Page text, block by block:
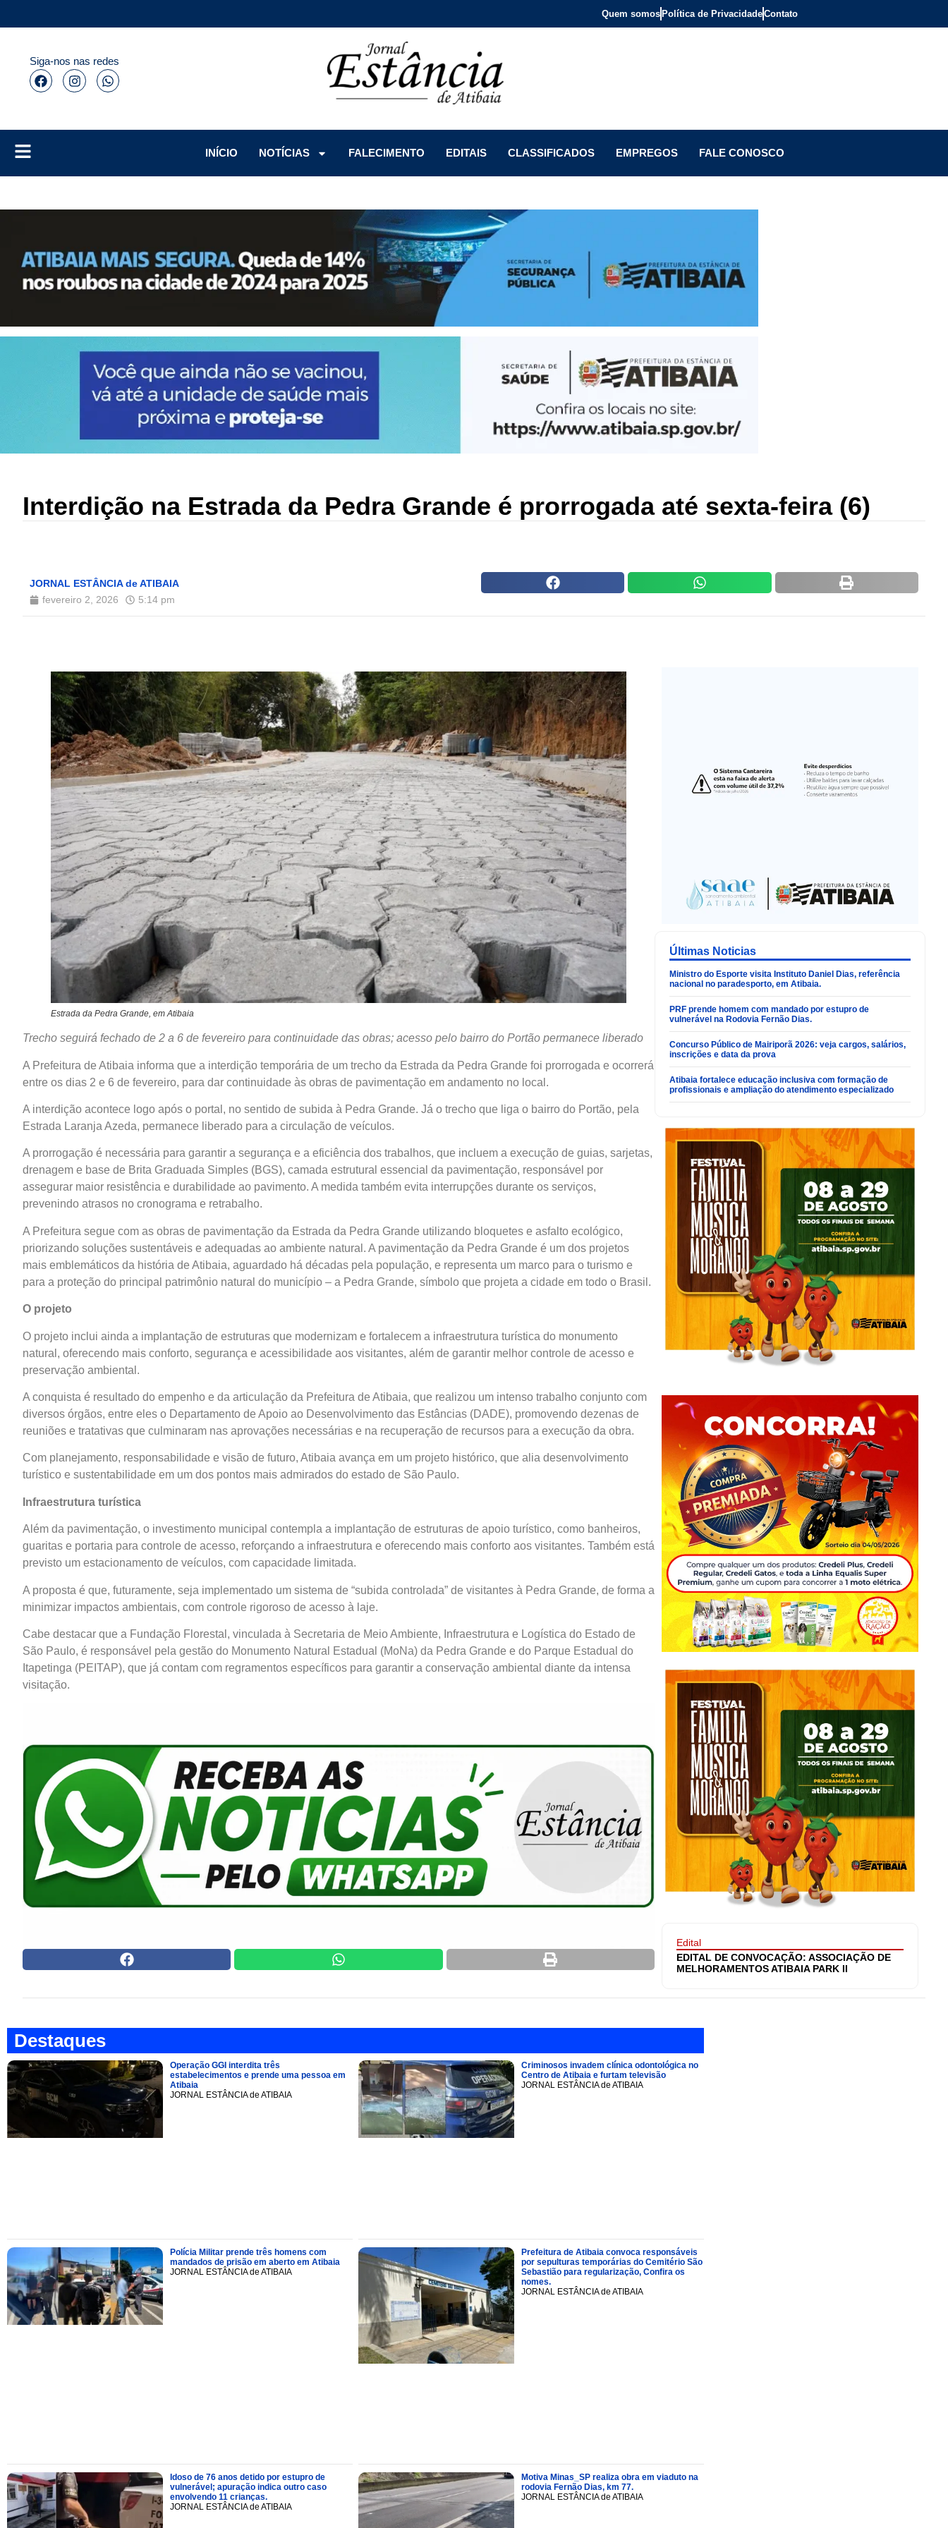
Quem somos Política de PrivacidadeContato
Siga-nos nas redes
INÍCIO
NOTÍCIAS FALECIMENTO EDITAIS CLASSIFICADOS EMPREGOS FALE CONOSCO
Interdição na Estrada da Pedra Grande é prorrogada até sexta-feira (6)
JORNAL ESTÂNCIA de ATIBAIA
fevereiro 2, 2026
5:14 pm
Estrada da Pedra Grande, em Atibaia
Trecho seguirá fechado de 2 a 6 de fevereiro para continuidade das obras; acesso pelo bairro do Portão permanece liberado
A Prefeitura de Atibaia informa que a interdição temporária de um trecho da Estrada da Pedra Grande foi prorrogada e ocorrerá
entre os dias 2 e 6 de fevereiro, para dar continuidade às obras de pavimentação em andamento no local.
A interdição acontece logo após o portal, no sentido de subida à Pedra Grande. Já o trecho que liga o bairro do Portão, pela
Estrada Laranja Azeda, permanece liberado para a circulação de veículos.
A prorrogação é necessária para garantir a segurança e a eficiência dos trabalhos, que incluem a execução de guias, sarjetas,
drenagem e base de Brita Graduada Simples (BGS), camada estrutural essencial da pavimentação, responsável por
assegurar maior resistência e durabilidade ao pavimento. A medida também evita interrupções durante os serviços,
prevenindo atrasos no cronograma e retrabalho.
A Prefeitura segue com as obras de pavimentação da Estrada da Pedra Grande utilizando bloquetes e asfalto ecológico,
priorizando soluções sustentáveis e adequadas ao ambiente natural. A pavimentação da Pedra Grande é um dos projetos
mais emblemáticos da história de Atibaia, aguardado há décadas pela população, e representa um marco para o turismo e
para a proteção do principal patrimônio natural do município – a Pedra Grande, símbolo que projeta a cidade em todo o Brasil.
O projeto
O projeto inclui ainda a implantação de estruturas que modernizam e fortalecem a infraestrutura turística do monumento
natural, oferecendo mais conforto, segurança e acessibilidade aos visitantes, além de garantir melhor controle de acesso e
preservação ambiental.
A conquista é resultado do empenho e da articulação da Prefeitura de Atibaia, que realizou um intenso trabalho conjunto com
diversos órgãos, entre eles o Departamento de Apoio ao Desenvolvimento das Estâncias (DADE), promovendo dezenas de
reuniões e tratativas que culminaram nas aprovações necessárias e na recuperação de recursos para a execução da obra.
Com planejamento, responsabilidade e visão de futuro, Atibaia avança em um projeto histórico, que alia desenvolvimento
turístico e sustentabilidade em um dos pontos mais admirados do estado de São Paulo.
Infraestrutura turística
Além da pavimentação, o investimento municipal contempla a implantação de estruturas de apoio turístico, como banheiros,
guaritas e portaria para controle de acesso, reforçando a infraestrutura e oferecendo mais conforto aos visitantes. Também está
previsto um estacionamento de veículos, com capacidade limitada.
A proposta é que, futuramente, seja implementado um sistema de “subida controlada” de visitantes à Pedra Grande, de forma a
minimizar impactos ambientais, com controle rigoroso de acesso à laje.
Cabe destacar que a Fundação Florestal, vinculada à Secretaria de Meio Ambiente, Infraestrutura e Logística do Estado de
São Paulo, é responsável pela gestão do Monumento Natural Estadual (MoNa) da Pedra Grande e do Parque Estadual do
Itapetinga (PEITAP), que já contam com regramentos específicos para garantir a conservação ambiental diante da intensa
visitação.
Últimas Noticias
Ministro do Esporte visita Instituto Daniel Dias, referência
nacional no paradesporto, em Atibaia.
PRF prende homem com mandado por estupro de
vulnerável na Rodovia Fernão Dias.
Concurso Público de Mairiporã 2026: veja cargos, salários,
inscrições e data da prova
Atibaia fortalece educação inclusiva com formação de
profissionais e ampliação do atendimento especializado
Edital
EDITAL DE CONVOCAÇÃO: ASSOCIAÇÃO DE
MELHORAMENTOS ATIBAIA PARK II
Destaques
Operação GGI interdita três
estabelecimentos e prende uma pessoa em
Atibaia
JORNAL ESTÂNCIA de ATIBAIA
Criminosos invadem clínica odontológica no
Centro de Atibaia e furtam televisão
JORNAL ESTÂNCIA de ATIBAIA
Polícia Militar prende três homens com
mandados de prisão em aberto em Atibaia
JORNAL ESTÂNCIA de ATIBAIA
Prefeitura de Atibaia convoca responsáveis
por sepulturas temporárias do Cemitério São
Sebastião para regularização, Confira os
nomes.
JORNAL ESTÂNCIA de ATIBAIA
Idoso de 76 anos detido por estupro de
vulnerável; apuração indica outro caso
envolvendo 11 crianças.
JORNAL ESTÂNCIA de ATIBAIA
Motiva Minas_SP realiza obra em viaduto na
rodovia Fernão Dias, km 77.
JORNAL ESTÂNCIA de ATIBAIA